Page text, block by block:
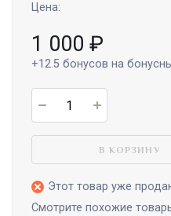
Цена:
1 000 ₽
+12.5 бонусов на
В КОРЗИНУ
Этот товар уже
Смотрите похожие